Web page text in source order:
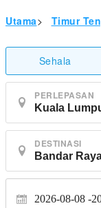
Utama> Timur
Sehala
PERLEPASAN
DESTINASI
2026-08-08